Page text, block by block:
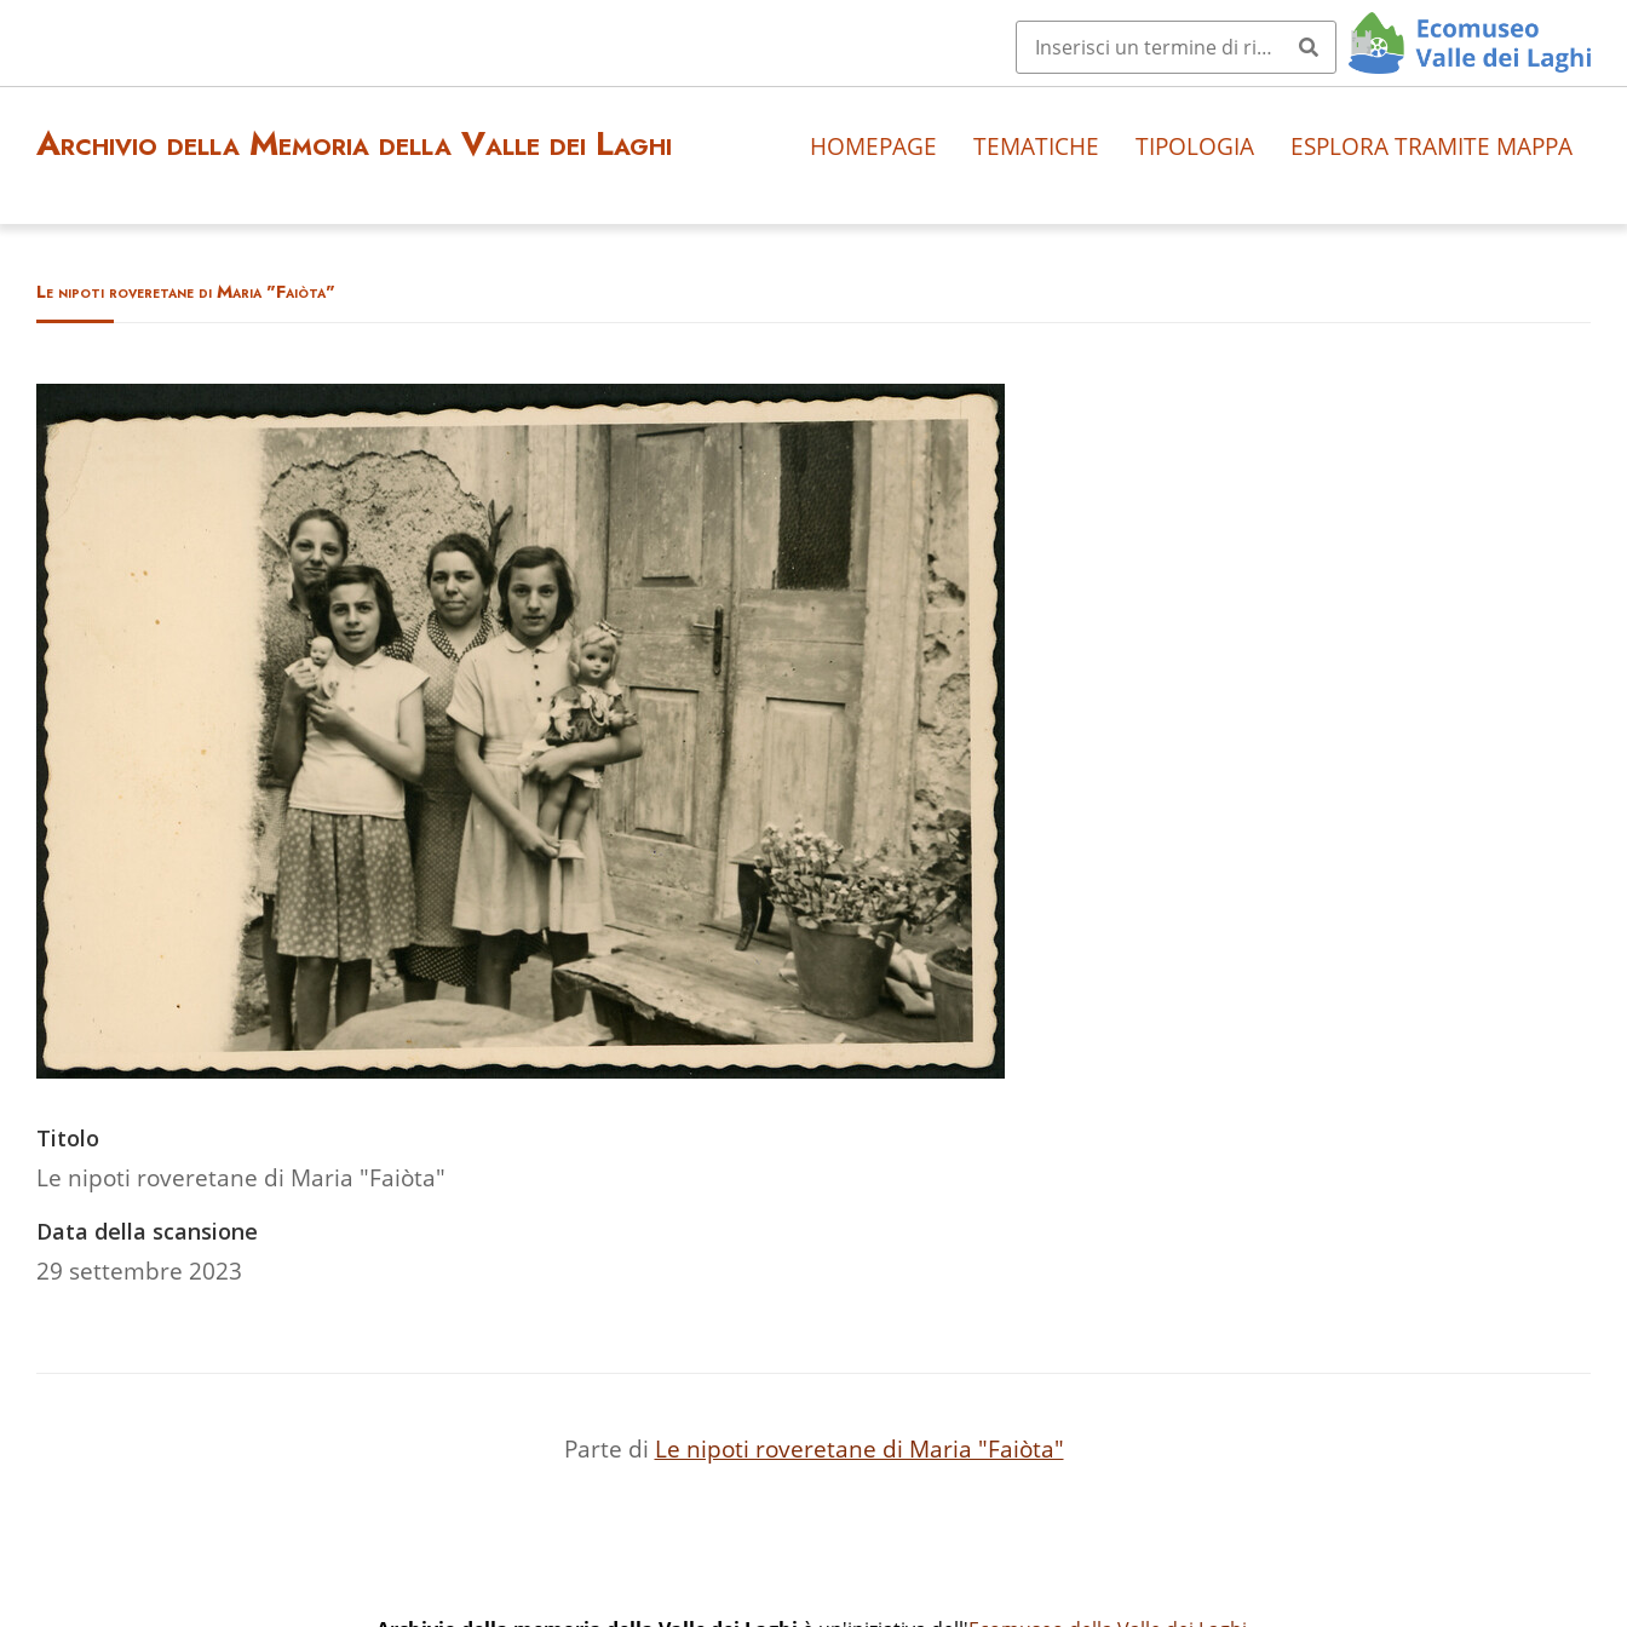
Archivio della Memoria della Valle dei Laghi HOMEPAGE TEMATICHE TIPOLOGIA ESPLORA TRAMITE MAPPA
Le nipoti roveretane di Maria "Faiòta"
Titolo
Le nipoti roveretane di Maria "Faiòta"
Data della scansione
29 settembre 2023
Parte di Le nipoti roveretane di Maria "Faiòta"